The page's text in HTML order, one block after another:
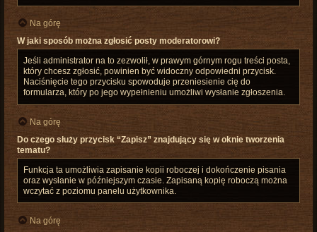
Na górę
W jaki sposób można zgłosić posty moderatorowi?
Jeśli administrator na to zezwolił, w prawym górnym rogu treści posta,
który chcesz zgłosić, powinien być widoczny odpowiedni przycisk.
Naciśnięcie tego przycisku spowoduje przeniesienie cię do
formularza, który po jego wypełnieniu umożliwi wysłanie zgłoszenia.
Na górę
Do czego służy przycisk “Zapisz” znajdujący się w oknie tworzenia
tematu?
Funkcja ta umożliwia zapisanie kopii roboczej i dokończenie pisania
oraz wysłanie w późniejszym czasie. Zapisaną kopię roboczą można
wczytać z poziomu panelu użytkownika.
Na górę